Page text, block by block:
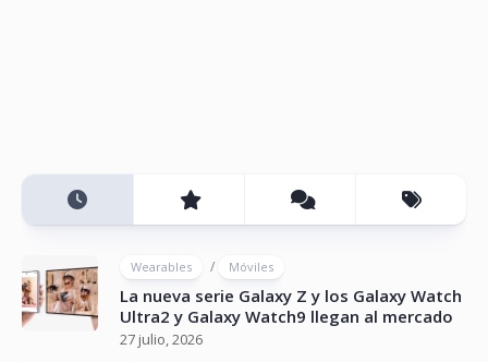
Wearables / Móviles
La nueva serie Galaxy Z y los Galaxy Watch
Ultra2 y Galaxy Watch9 llegan al mercado
27 julio, 2026